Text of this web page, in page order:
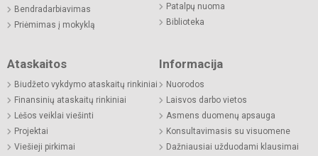
Bendradarbiavimas
Priėmimas į mokyklą
Patalpų nuoma
Biblioteka
Ataskaitos
Biudžeto vykdymo ataskaitų rinkiniai
Finansinių ataskaitų rinkiniai
Lėšos veiklai viešinti
Projektai
Viešieji pirkimai
Informacija
Nuorodos
Laisvos darbo vietos
Asmens duomenų apsauga
Konsultavimasis su visuomene
Dažniausiai užduodami klausimai